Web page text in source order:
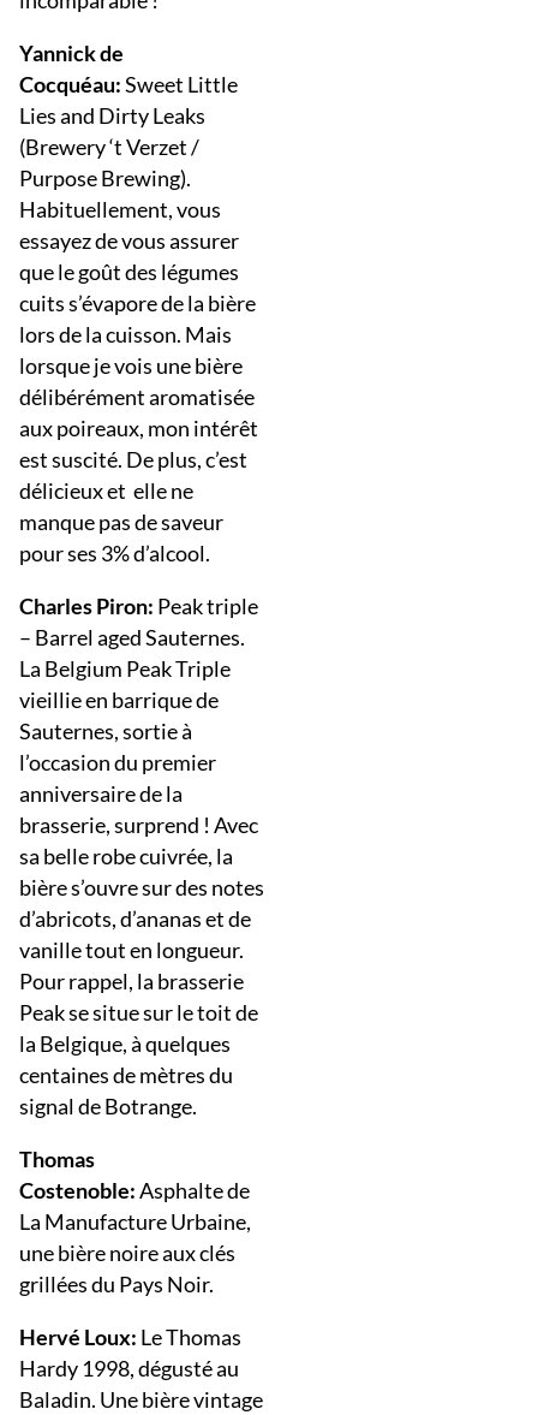
Yannick de
Cocquéau:Sweet Little
Lies and Dirty Leaks
(Brewery ‘t Verzet /
Purpose Brewing).
Habituellement, vous
essayez de vous assurer
que le goût des légumes
cuits s’évapore de la bière
lors de la cuisson. Mais
lorsque je vois une bière
délibérément aromatisée
aux poireaux, mon intérêt
est suscité. De plus, c’est
délicieux et elle ne
manque pas de saveur
pour ses 3% d’alcool.
Charles Piron: Peak triple
– Barrel aged Sauternes.
La Belgium Peak Triple
vieillie en barrique de
Sauternes, sortie à
l’occasion du premier
anniversaire de la
brasserie, surprend ! Avec
sa belle robe cuivrée, la
bière s’ouvre sur des notes
d’abricots, d’ananas et de
vanille tout en longueur.
Pour rappel, la brasserie
Peak se situe sur le toit de
la Belgique, à quelques
centaines de mètres du
signal de Botrange.
Thomas
Costenoble:Asphalte de
La Manufacture Urbaine,
une bière noire aux clés
grillées du Pays Noir.
Hervé Loux: Le Thomas
Hardy 1998, dégusté au
Baladin. Une bière vintage